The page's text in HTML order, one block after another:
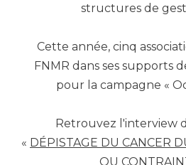
structures de
Cette année, cinq
FNMR dans ses supports
pour la campagne «
Retrouvez l'interview
« DÉPISTAGE DU CANCER
OU